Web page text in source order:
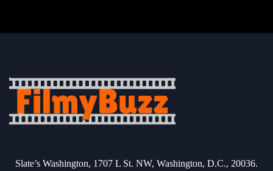
Slate’s Washington, 1707 L St. NW, Washington, D.C., 20036.